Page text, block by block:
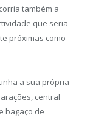
também a
que seria
próximas como
a sua própria
central
bagaço de